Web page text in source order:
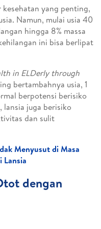
yang penting,
Namun, mulai usia 40
hingga 8% massa
ini bisa berlipat
in ELDerly through
bertambahnya usia, 1
berpotensi berisiko
lansia juga berisiko
dan sulit
Menyusut di Masa
Lansia
dengan